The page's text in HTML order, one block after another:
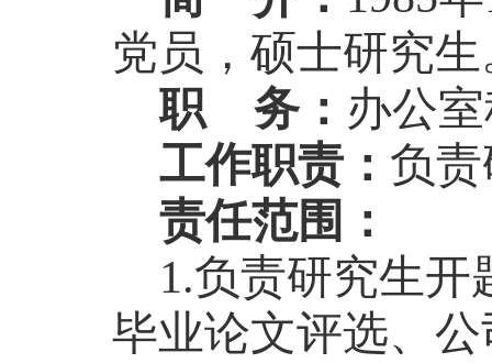
党员，硕士研究生
职
务： 办公
工作职责： 负
责任范围：
1.负责研究生
毕业论文评选、